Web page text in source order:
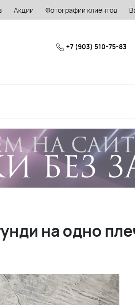
Акции Фотографии клиентов
+7 (903) 510-75-83
на одно